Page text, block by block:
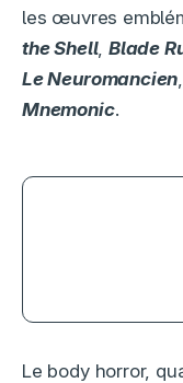
les œuvres
the Shell, Blade
Le Neuromancien,
Mnemonic.
Le body horror,